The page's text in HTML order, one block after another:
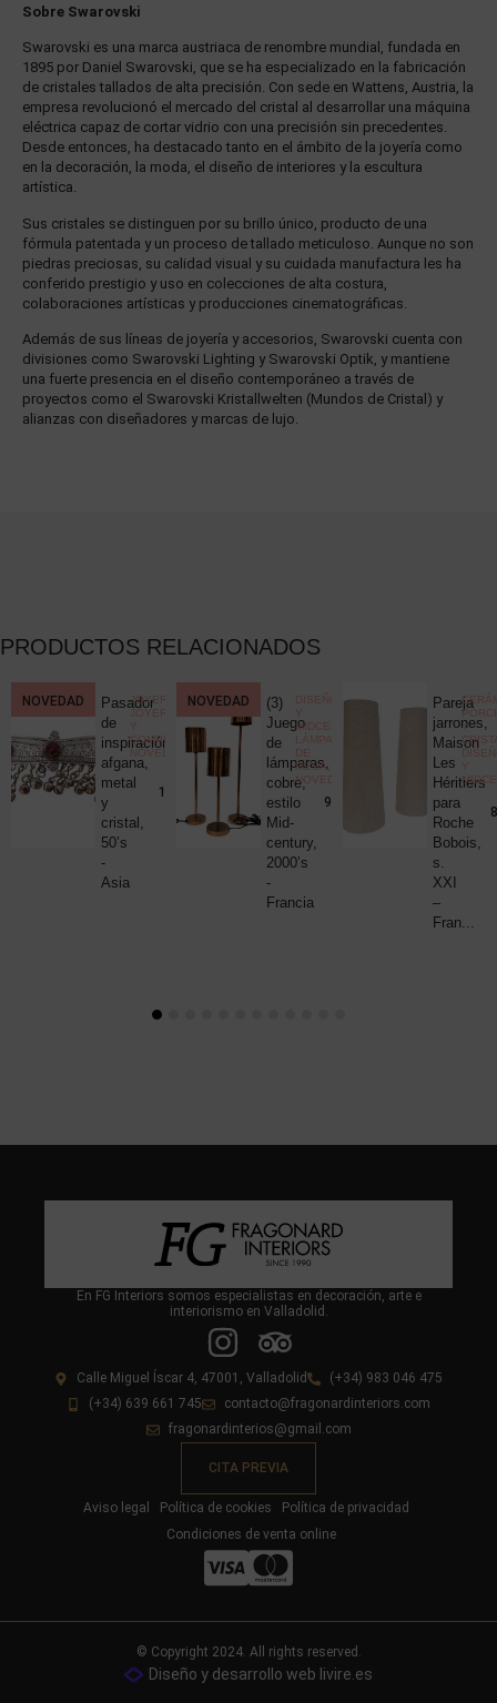
Sobre Swarovski
Swarovski es una marca austriaca de renombre mundial, fundada en
1895 por Daniel Swarovski, que se ha especializado en la fabricación
de cristales tallados de alta precisión. Con sede en Wattens, Austria, la
empresa revolucionó el mercado del cristal al desarrollar una máquina
eléctrica capaz de cortar vidrio con una precisión sin precedentes.
Desde entonces, ha destacado tanto en el ámbito de la joyería como
en la decoración, la moda, el diseño de interiores y la escultura
artística.
Sus cristales se distinguen por su brillo único, producto de una
fórmula patentada y un proceso de tallado meticuloso. Aunque no son
piedras preciosas, su calidad visual y su cuidada manufactura les ha
conferido prestigio y uso en colecciones de alta costura,
colaboraciones artísticas y producciones cinematográficas.
Además de sus líneas de joyería y accesorios, Swarovski cuenta con
divisiones como Swarovski Lighting y Swarovski Optik, y mantiene
una fuerte presencia en el diseño contemporáneo a través de
proyectos como el Swarovski Kristallwelten (Mundos de Cristal) y
alianzas con diseñadores y marcas de lujo.
PRODUCTOS RELACIONADOS
,
€
NOVEDAD
Pasador
de
inspiración
afgana,
metal
y
cristal,
50’s
-
Asia
JOYERÍA
JOYERÍA
Y
COMPLEMENTOS
NOVEDADES
190,00
NOVEDAD
(3)
Juego
de
lámparas,
cobre,
estilo
Mid-
century,
2000’s
-
Francia
DISEÑO
Y
MIDCENTURY
LÁMPARAS
DE
MESA,
NOVEDADES
980,00
Pareja
jarrones,
Maison
Les
Héritiers
para
Roche
Bobois,
s.
XXI
–
Fran...
Y
Y
En FG Interiors somos especialistas en decoración, arte e
interiorismo en Valladolid.
Calle Miguel Íscar 4, 47001, Valladolid
(+34) 983 046 475
(+34) 639 661 745
contacto@fragonardinteriors.com
fragonardinterios@gmail.com
CITA PREVIA
Aviso legal Política de cookies
Política de privacidad
Condiciones de venta online
© Copyright 2024. All rights reserved.
Diseño y desarrollo web livire.es